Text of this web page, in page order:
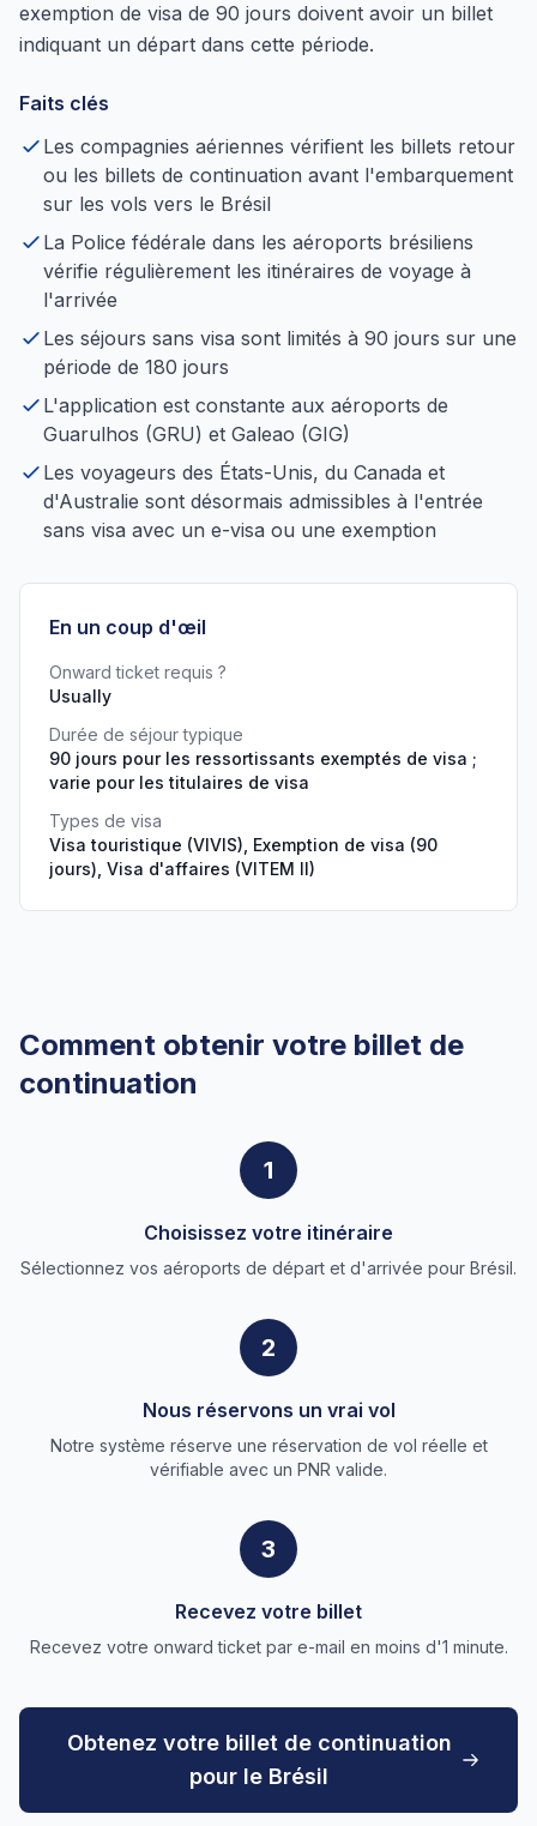
exemption de visa de 90 jours doivent avoir un billet
indiquant un départ dans cette période.
Faits clés
Les compagnies aériennes vérifient les billets retour
ou les billets de continuation avant l'embarquement
sur les vols vers le Brésil
La Police fédérale dans les aéroports brésiliens
vérifie régulièrement les itinéraires de voyage à
l'arrivée
Les séjours sans visa sont limités à 90 jours sur une
période de 180 jours
L'application est constante aux aéroports de
Guarulhos (GRU) et Galeao (GIG)
Les voyageurs des États-Unis, du Canada et
d'Australie sont désormais admissibles à l'entrée
sans visa avec un e-visa ou une exemption
En un coup d'œil
Onward ticket requis ?
Usually
Durée de séjour typique
90 jours pour les ressortissants exemptés de visa ;
varie pour les titulaires de visa
Types de visa
Visa touristique (VIVIS), Exemption de visa (90
jours), Visa d'affaires (VITEM II)
Comment obtenir votre billet de
continuation
1
Choisissez votre itinéraire
Sélectionnez vos aéroports de départ et d'arrivée pour Brésil.
2
Nous réservons un vrai vol
Notre système réserve une réservation de vol réelle et
vérifiable avec un PNR valide.
3
Recevez votre billet
Recevez votre onward ticket par e-mail en moins d'1 minute.
Obtenez votre billet de continuation
pour le Brésil